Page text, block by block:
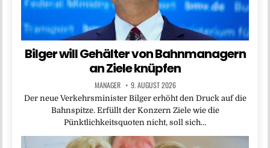
Bilger will Gehälter von Bahnmanagern
an Ziele knüpfen
MANAGER 9. AUGUST 2026
Der neue Verkehrsminister Bilger erhöht den Druck auf die
Bahnspitze. Erfüllt der Konzern Ziele wie die
Pünktlichkeitsquoten nicht, soll sich…